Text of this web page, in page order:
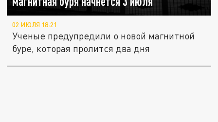
02 ИЮЛЯ 18:21
Ученые предупредили о новой магнитной
буре, которая пролится два дня